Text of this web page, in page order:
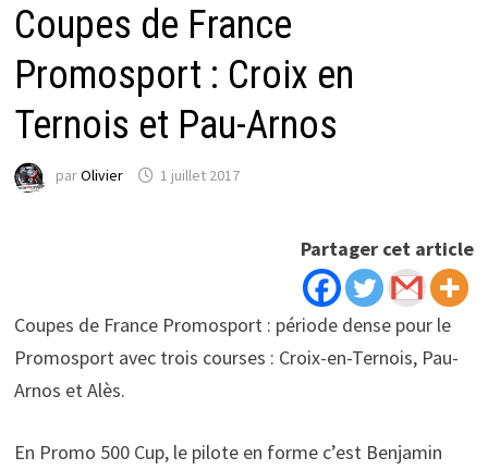
Coupes de France
Promosport : Croix en
Ternois et Pau-Arnos
parOlivier 1 juillet 2017
Partager cet article
Coupes de France Promosport : période dense pour le
Promosport avec trois courses : Croix-en-Ternois, Pau-
Arnos et Alès.
En Promo 500 Cup, le pilote en forme c’est Benjamin